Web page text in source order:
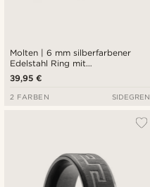
Molten | 6 mm silberfarbener
Edelstahl Ring mit
wellenförmigem Design
39,95 €
2 FARBEN SIDEGREN